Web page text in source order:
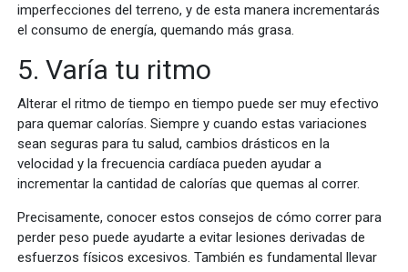
imperfecciones del terreno, y de esta manera incrementarás
el consumo de energía, quemando más grasa.
5. Varía tu ritmo
Alterar el ritmo de tiempo en tiempo puede ser muy efectivo
para quemar calorías. Siempre y cuando estas variaciones
sean seguras para tu salud, cambios drásticos en la
velocidad y la frecuencia cardíaca pueden ayudar a
incrementar la cantidad de calorías que quemas al correr.
Precisamente, conocer estos consejos de cómo correr para
perder peso puede ayudarte a evitar lesiones derivadas de
esfuerzos físicos excesivos. También es fundamental llevar